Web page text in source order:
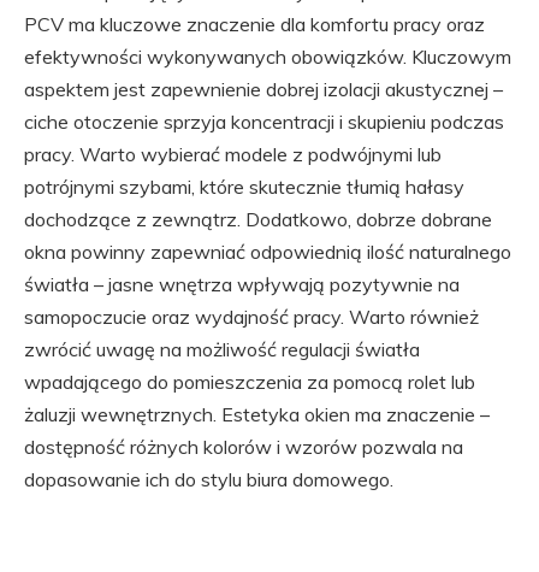
PCV ma kluczowe znaczenie dla komfortu pracy oraz
efektywności wykonywanych obowiązków. Kluczowym
aspektem jest zapewnienie dobrej izolacji akustycznej –
ciche otoczenie sprzyja koncentracji i skupieniu podczas
pracy. Warto wybierać modele z podwójnymi lub
potrójnymi szybami, które skutecznie tłumią hałasy
dochodzące z zewnątrz. Dodatkowo, dobrze dobrane
okna powinny zapewniać odpowiednią ilość naturalnego
światła – jasne wnętrza wpływają pozytywnie na
samopoczucie oraz wydajność pracy. Warto również
zwrócić uwagę na możliwość regulacji światła
wpadającego do pomieszczenia za pomocą rolet lub
żaluzji wewnętrznych. Estetyka okien ma znaczenie –
dostępność różnych kolorów i wzorów pozwala na
dopasowanie ich do stylu biura domowego.